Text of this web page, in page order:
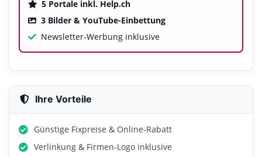
5 Portale inkl. Help.ch
3 Bilder & YouTube-Einbettung
Newsletter-Werbung inklusive
Ihre Vorteile
Günstige Fixpreise & Online-Rabatt
Verlinkung & Firmen-Logo inklusive